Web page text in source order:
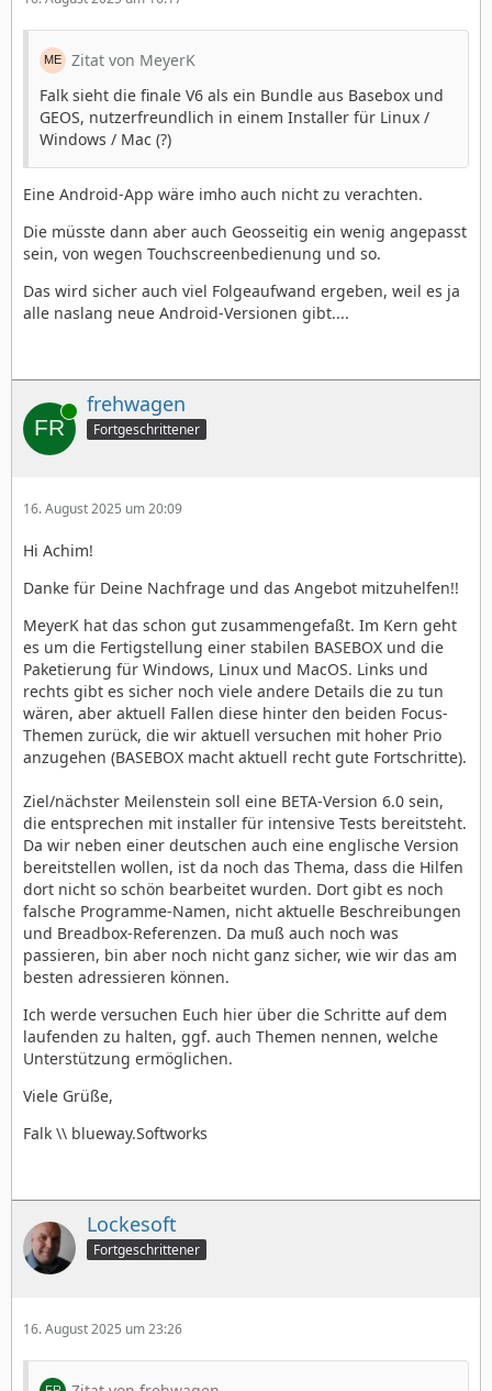
Zitat von MeyerK
Falk sieht die finale V6 als ein Bundle aus Basebox und
GEOS, nutzerfreundlich in einem Installer für Linux /
Windows / Mac (?)
Eine Android-App wäre imho auch nicht zu verachten.
Die müsste dann aber auch Geosseitig ein wenig angepasst
sein, von wegen Touchscreenbedienung und so.
Das wird sicher auch viel Folgeaufwand ergeben, weil es ja
alle naslang neue Android-Versionen gibt....
Online frehwagen
Fortgeschrittener
16. August 2025 um 20:09
Hi Achim!
Danke für Deine Nachfrage und das Angebot mitzuhelfen!!
MeyerK hat das schon gut zusammengefaßt. Im Kern geht
es um die Fertigstellung einer stabilen BASEBOX und die
Paketierung für Windows, Linux und MacOS. Links und
rechts gibt es sicher noch viele andere Details die zu tun
wären, aber aktuell Fallen diese hinter den beiden Focus-
Themen zurück, die wir aktuell versuchen mit hoher Prio
anzugehen (BASEBOX macht aktuell recht gute Fortschritte).
Ziel/nächster Meilenstein soll eine BETA-Version 6.0 sein,
die entsprechen mit installer für intensive Tests bereitsteht.
Da wir neben einer deutschen auch eine englische Version
bereitstellen wollen, ist da noch das Thema, dass die Hilfen
dort nicht so schön bearbeitet wurden. Dort gibt es noch
falsche Programme-Namen, nicht aktuelle Beschreibungen
und Breadbox-Referenzen. Da muß auch noch was
passieren, bin aber noch nicht ganz sicher, wie wir das am
besten adressieren können.
Ich werde versuchen Euch hier über die Schritte auf dem
laufenden zu halten, ggf. auch Themen nennen, welche
Unterstützung ermöglichen.
Viele Grüße,
Falk \\ blueway.Softworks
Lockesoft
Fortgeschrittener
16. August 2025 um 23:26